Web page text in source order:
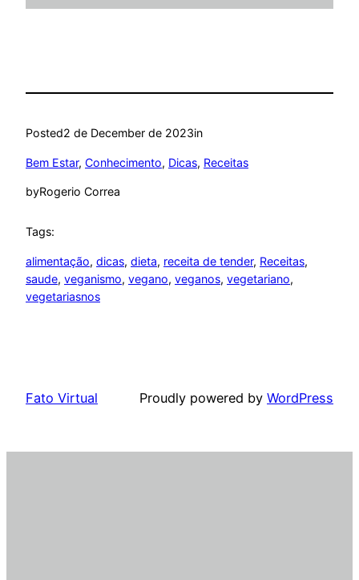
Posted2 de December de 2023in
Bem Estar, Conhecimento, Dicas, Receitas
byRogerio Correa
Tags:
alimentação, dicas, dieta, receita de tender, Receitas
saude, veganismo, vegano, veganos, vegetariano
vegetariasnos
Fato Virtual Proudly powered by WordPress